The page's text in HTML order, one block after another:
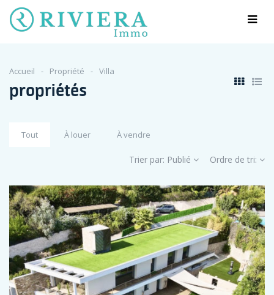
Accueil Propriété Villa
propriétés
Tout À louer À vendre
Trier par: Publié Ordre de tri: